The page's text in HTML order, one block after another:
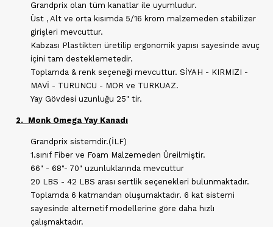
Grandprix olan tüm kanatlar ile uyumludur.
Üst , Alt ve orta kısımda 5/16 krom malzemeden stabilizer
girişleri mevcuttur.
Kabzası Plastikten üretilip ergonomik yapısı sayesinde avuç
içini tam desteklemetedir.
Toplamda & renk seçeneği mevcuttur. SİYAH - KIRMIZI -
MAVİ - TURUNCU - MOR ve TURKUAZ.
Yay Gövdesi uzunluğu 25" tir.
2. Monk Omega Yay Kanadı
Grandprix sistemdir.(İLF)
1.sınıf Fiber ve Foam Malzemeden Üreilmiştir.
66" - 68"- 70" uzunluklarında mevcuttur
20 LBS - 42 LBS arası sertlik seçenekleri bulunmaktadır.
Toplamda 6 katmandan oluşumaktadır. 6 kat sistemi
sayesinde alternetif modellerine göre daha hızlı
çalışmaktadır.